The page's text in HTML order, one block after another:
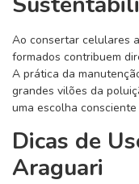
Ao consertar celulares
formados contribuem
A prática da
grandes vilões da
uma escolha
Dicas de
Araguari